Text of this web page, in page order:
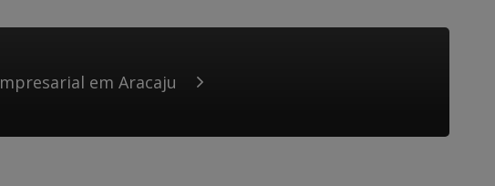
em Aracaju